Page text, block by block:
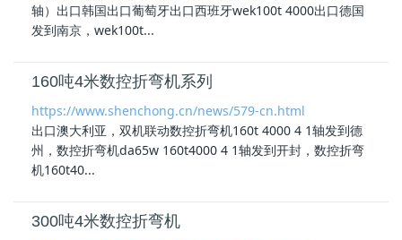
轴）出口韩国出口葡萄牙出口西班牙wek100t 4000出口德国
发到南京，wek100t...
160吨4米数控折弯机系列
https://www.shenchong.cn/news/579-cn.html
出口澳大利亚，双机联动数控折弯机160t 4000 4 1轴发到德
州，数控折弯机da65w 160t4000 4 1轴发到开封，数控折弯
机160t40...
300吨4米数控折弯机